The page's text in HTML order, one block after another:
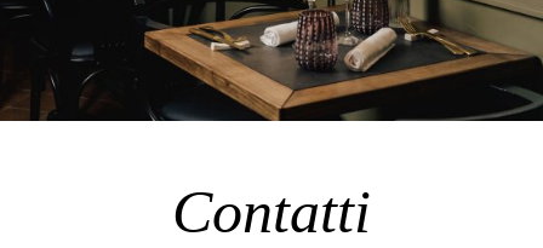
Contatti